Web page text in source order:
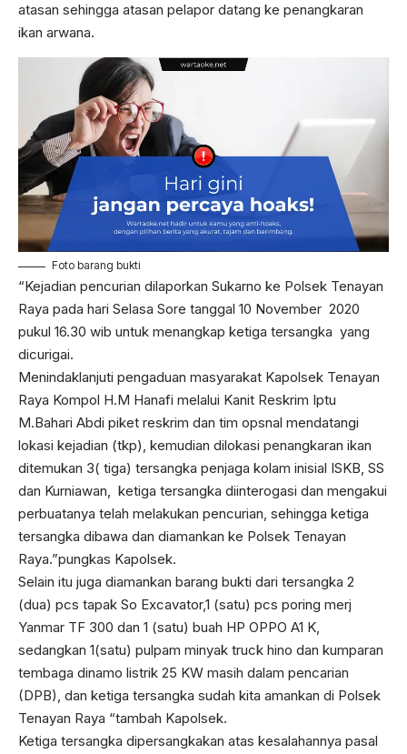
atasan sehingga atasan pelapor datang ke penangkaran
ikan arwana.
Foto barang bukti
“Kejadian pencurian dilaporkan Sukarno ke Polsek Tenayan
Raya pada hari Selasa Sore tanggal 10 November 2020
pukul 16.30 wib untuk menangkap ketiga tersangka yang
dicurigai.
Menindaklanjuti pengaduan masyarakat Kapolsek Tenayan
Raya Kompol H.M Hanafi melalui Kanit Reskrim Iptu
M.Bahari Abdi piket reskrim dan tim opsnal mendatangi
lokasi kejadian (tkp), kemudian dilokasi penangkaran ikan
ditemukan 3( tiga) tersangka penjaga kolam inisial ISKB, SS
dan Kurniawan, ketiga tersangka diinterogasi dan mengakui
perbuatanya telah melakukan pencurian, sehingga ketiga
tersangka dibawa dan diamankan ke Polsek Tenayan
Raya.”pungkas Kapolsek.
Selain itu juga diamankan barang bukti dari tersangka 2
(dua) pcs tapak So Excavator,1 (satu) pcs poring merj
Yanmar TF 300 dan 1 (satu) buah HP OPPO A1 K,
sedangkan 1(satu) pulpam minyak truck hino dan kumparan
tembaga dinamo listrik 25 KW masih dalam pencarian
(DPB), dan ketiga tersangka sudah kita amankan di Polsek
Tenayan Raya “tambah Kapolsek.
Ketiga tersangka dipersangkakan atas kesalahannya pasal